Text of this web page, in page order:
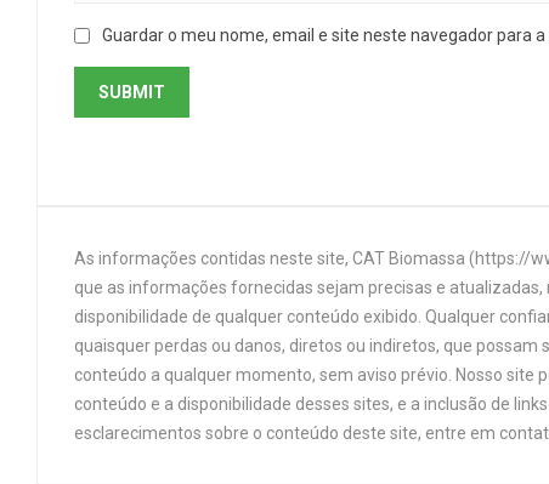
Guardar o meu nome, email e site neste navegador para
As informações contidas neste site, CAT Biomassa (https://
que as informações fornecidas sejam precisas e
disponibilidade de qualquer conteúdo exibido. Qualquer
quaisquer perdas ou danos, diretos ou indiretos, que
conteúdo a qualquer momento, sem aviso prévio. Nosso site
conteúdo e a disponibilidade desses sites, e a inclusão de
esclarecimentos sobre o conteúdo deste site, entre em